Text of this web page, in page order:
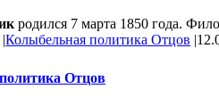
родился 7 марта 1850 года.
|Колыбельная политика Отцов |
Отцов